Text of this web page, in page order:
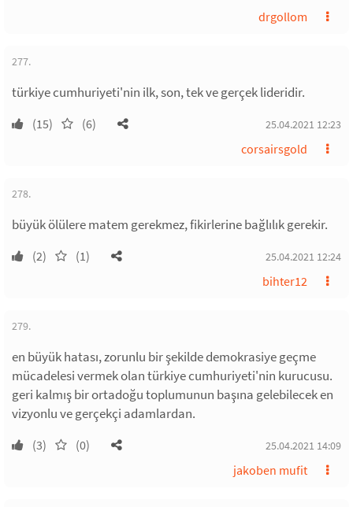
drgollom
277.
türkiye cumhuriyeti'nin ilk, son, tek ve gerçek lideridir.
(15) (6) 25.04.2021 12:23
corsairsgold
278.
büyük ölülere matem gerekmez, fikirlerine bağlılık gerekir.
(2) (1) 25.04.2021 12:24
bihter12
279.
en büyük hatası, zorunlu bir şekilde demokrasiye geçme
mücadelesi vermek olan türkiye cumhuriyeti'nin kurucusu.
geri kalmış bir ortadoğu toplumunun başına gelebilecek en
vizyonlu ve gerçekçi adamlardan.
(3) (0) 25.04.2021 14:09
jakoben mufit